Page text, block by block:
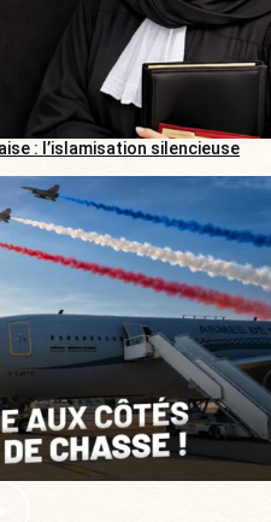
: l’islamisation silencieuse